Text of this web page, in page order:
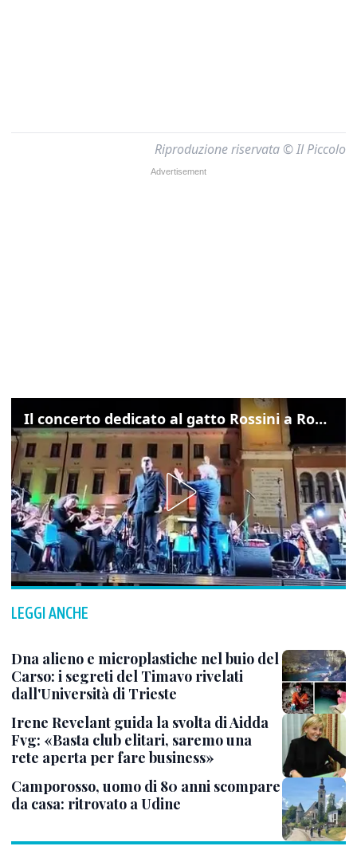
Riproduzione riservata © Il Piccolo
Il concerto dedicato al gatto Rossini a Rovigo: ecco un estratto
LEGGI ANCHE
Dna alieno e microplastiche nel buio del
Carso: i segreti del Timavo rivelati
dall'Università di Trieste
Irene Revelant guida la svolta di Aidda
Fvg: «Basta club elitari, saremo una
rete aperta per fare business»
Camporosso, uomo di 80 anni scompare
da casa: ritrovato a Udine